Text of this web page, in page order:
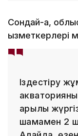
Сондай-ақ,
Іздестіру
арқылы
шамамен 2